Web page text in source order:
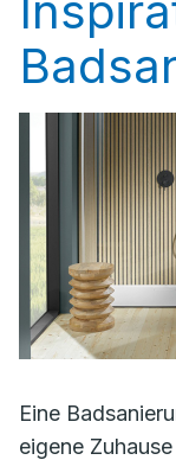
Eine
eigene